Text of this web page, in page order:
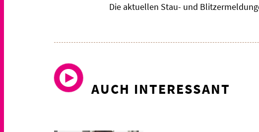
Die aktuellen Stau- und
AUCH INTERESSANT